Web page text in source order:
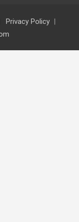
Privacy Policy